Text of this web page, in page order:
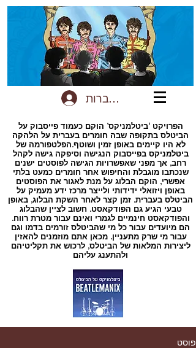
להתחברות
הפרויקט ‘ביטלמניקס’ הוקם כעמוד פייסבוק על
הביטלס בתקופה שבה חומרים בעברית על הלהקה
לא היו קיימים באופן זמין ושוטף.הפלטפורמה של
ביטלמניקס בפייסבוק הנגישה וסיפקה גישה לקהל
רחב, אך מפני שאפשרויות הגישה לפוסטים ישנים
שנכתבו מוגבלת והחיפוש אחר חומרים כמעט בלתי
אפשרי, הוקם הבלוג על מנת לאגור את הפוסטים
באופן ויזואלי ידידותי ולייצר מרכז ידע מעמיק על
הביטלס בעברית. זמן קצר לאחר השקת הבלוג, באופן
טבעי הגיע גם הפודקאסט. חשוב לציין שהבלוג
והפודקאסט חינמיים לגמרי ואינם עבור מטרת רווח.
הם מיועדים עבור כל מי שהביטלס זורמים בדמו וגם
עבור מי שרק מתעניין. מכאן אתם מוזמנים להאזין
ליצירות המלאות של הביטלס, לרכוש את תקליטיהם
ולהתענג עליהם
פוסט